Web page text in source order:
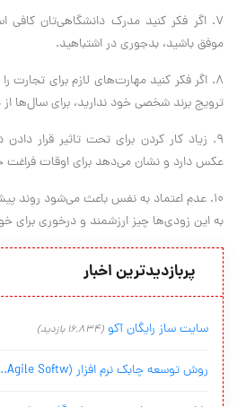
۷. اگر فکر کنید مدرک دانشگاهی‌تان
موفق باشید، بدجوری در اشتباهید.
۸. اگر فکر کنید مهارت‌های لازم برای تجارت
ترویج برند شخصی خود ندارید، برای سال‌ها
۹. زیاد کار کردن برای تحت تاثیر قرار
عکس دارد و نشان می‌دهد برای اوقات فراغت
۱۰. عدم اعتماد به نفس باعث می‌شود روند
به این زودی‌ها چیز ارزشمند و درخوری برای
پربازدیدترین اخبار
سایت ساز رایگان آکو (16,834 بازدید)
روش توسعه چابک نرم افزار (Agile Softw...